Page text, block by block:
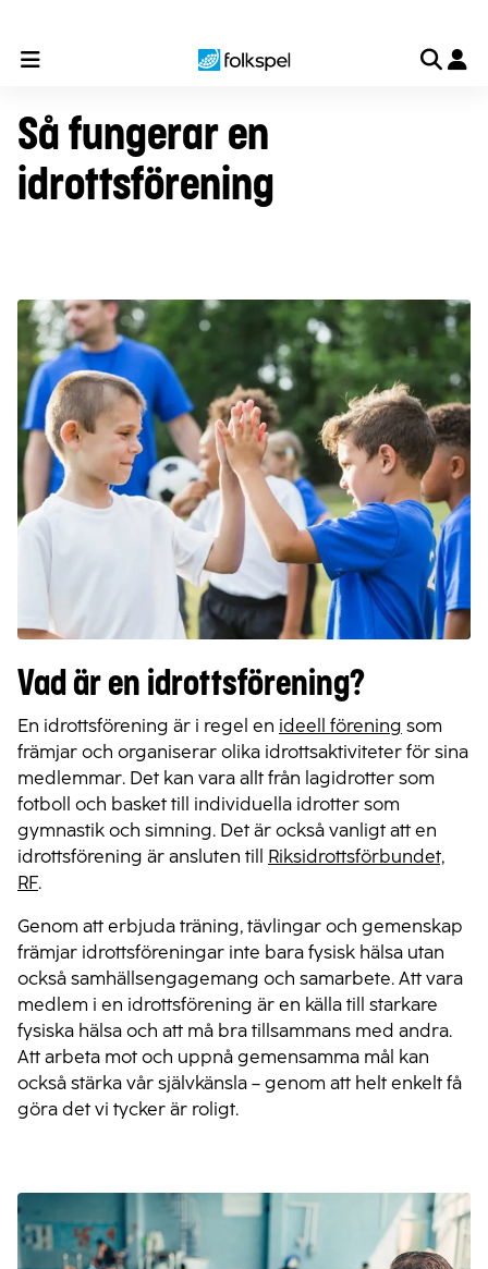
Till laget Till föreningen Till organisationen Så
Så fungerar en
idrottsförening
Vad är en idrottsförening?
En idrottsförening är i regel en ideell förening som
främjar och organiserar olika idrottsaktiviteter för sina
medlemmar. Det kan vara allt från lagidrotter som
fotboll och basket till individuella idrotter som
gymnastik och simning. Det är också vanligt att en
idrottsförening är ansluten till Riksidrottsförbundet,
RF.
Genom att erbjuda träning, tävlingar och gemenskap
främjar idrottsföreningar inte bara fysisk hälsa utan
också samhällsengagemang och samarbete. Att vara
medlem i en idrottsförening är en källa till starkare
fysiska hälsa och att må bra tillsammans med andra.
Att arbeta mot och uppnå gemensamma mål kan
också stärka vår självkänsla – genom att helt enkelt få
göra det vi tycker är roligt.